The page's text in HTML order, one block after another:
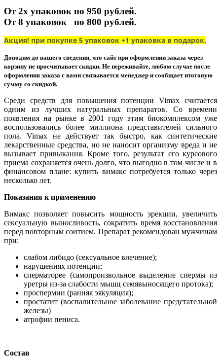
От 2х упаковок по 950 рублей.
От 8 упаковок по 800 рублей.
Акция! при покупке 5 упаковок +1 упаковка в подарок.
Доводим до вашего сведения, что сайт при оформлении заказа через
корзину не просчитывает скидки. Не переживайте, любом случае после
оформления заказа с вами связывается менеджер и сообщает итоговую
сумму со скидкой.
Среди средств для повышения потенции Vimax считается
одним из лучших натуральных препаратов. Со времени
появления на рынке в 2001 году этим биокомплексом уже
воспользовались более миллиона представителей сильного
пола. Vimax не действует так быстро, как синтетические
лекарственные средства, но не наносит организму вреда и не
вызывает привыкания. Кроме того, результат его курсового
приема сохраняется очень долго, что выгодно в том числе и в
финансовом плане: купить вимакс потребуется только через
несколько лет.
Показания к применению
Вимакс позволяет повысить мощность эрекции, увеличить
сексуальную выносливость, сократить время восстановления
перед повторным соитием. Препарат рекомендован мужчинам
при:
слабом либидо (сексуальное влечение);
нарушениях потенции;
сперматорее (самопроизвольное выделение спермы из
уретры из-за слабости мышц семявыносящего протока);
проспермии (ранняя эякуляция);
простатит (воспалительное заболевание предстательной
железы)
атрофии пениса.
Состав